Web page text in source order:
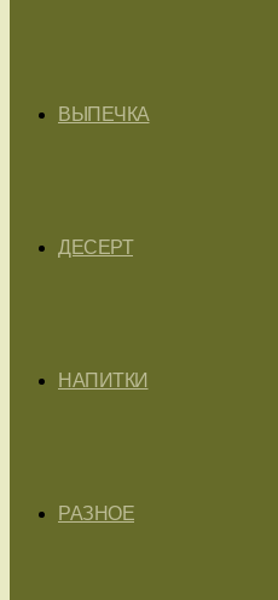
ВЫПЕЧКА
ДЕСЕРТ
НАПИТКИ
РАЗНОЕ